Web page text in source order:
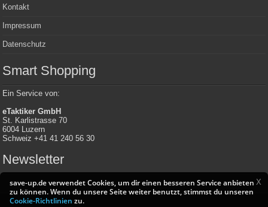
X
save-up.de verwendet Cookies, um dir einen besseren Service anbieten
zu können. Wenn du unsere Seite weiter benutzt, stimmst du unseren
Cookie-Richtlinien zu.
Kontakt
Impressum
Datenschutz
Smart Shopping
Ein Service von:
eTaktiker GmbH
St. Karlistrasse 70
6004 Luzern
Schweiz +41 41 240 56 30
Newsletter